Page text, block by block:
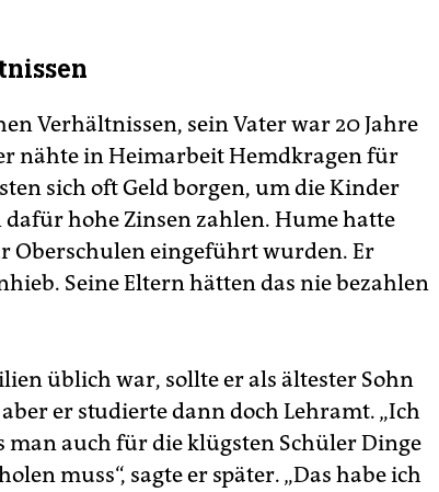
Verhältnissen, sein Vater war 20 Jahre
nähte in Heimarbeit Hemdkragen für
sich oft Geld borgen, um die Kinder
hohe Zinsen zahlen. Hume hatte
Oberschulen eingeführt wurden. Er
Seine Eltern hätten das nie bezahlen
üblich war, sollte er als ältester Sohn
er studierte dann doch Lehramt. „Ich
man auch für die klügsten Schüler Dinge
muss“, sagte er später. „Das habe ich